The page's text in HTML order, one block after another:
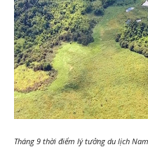
Tháng 9 thời điểm lý tưởng du lịch